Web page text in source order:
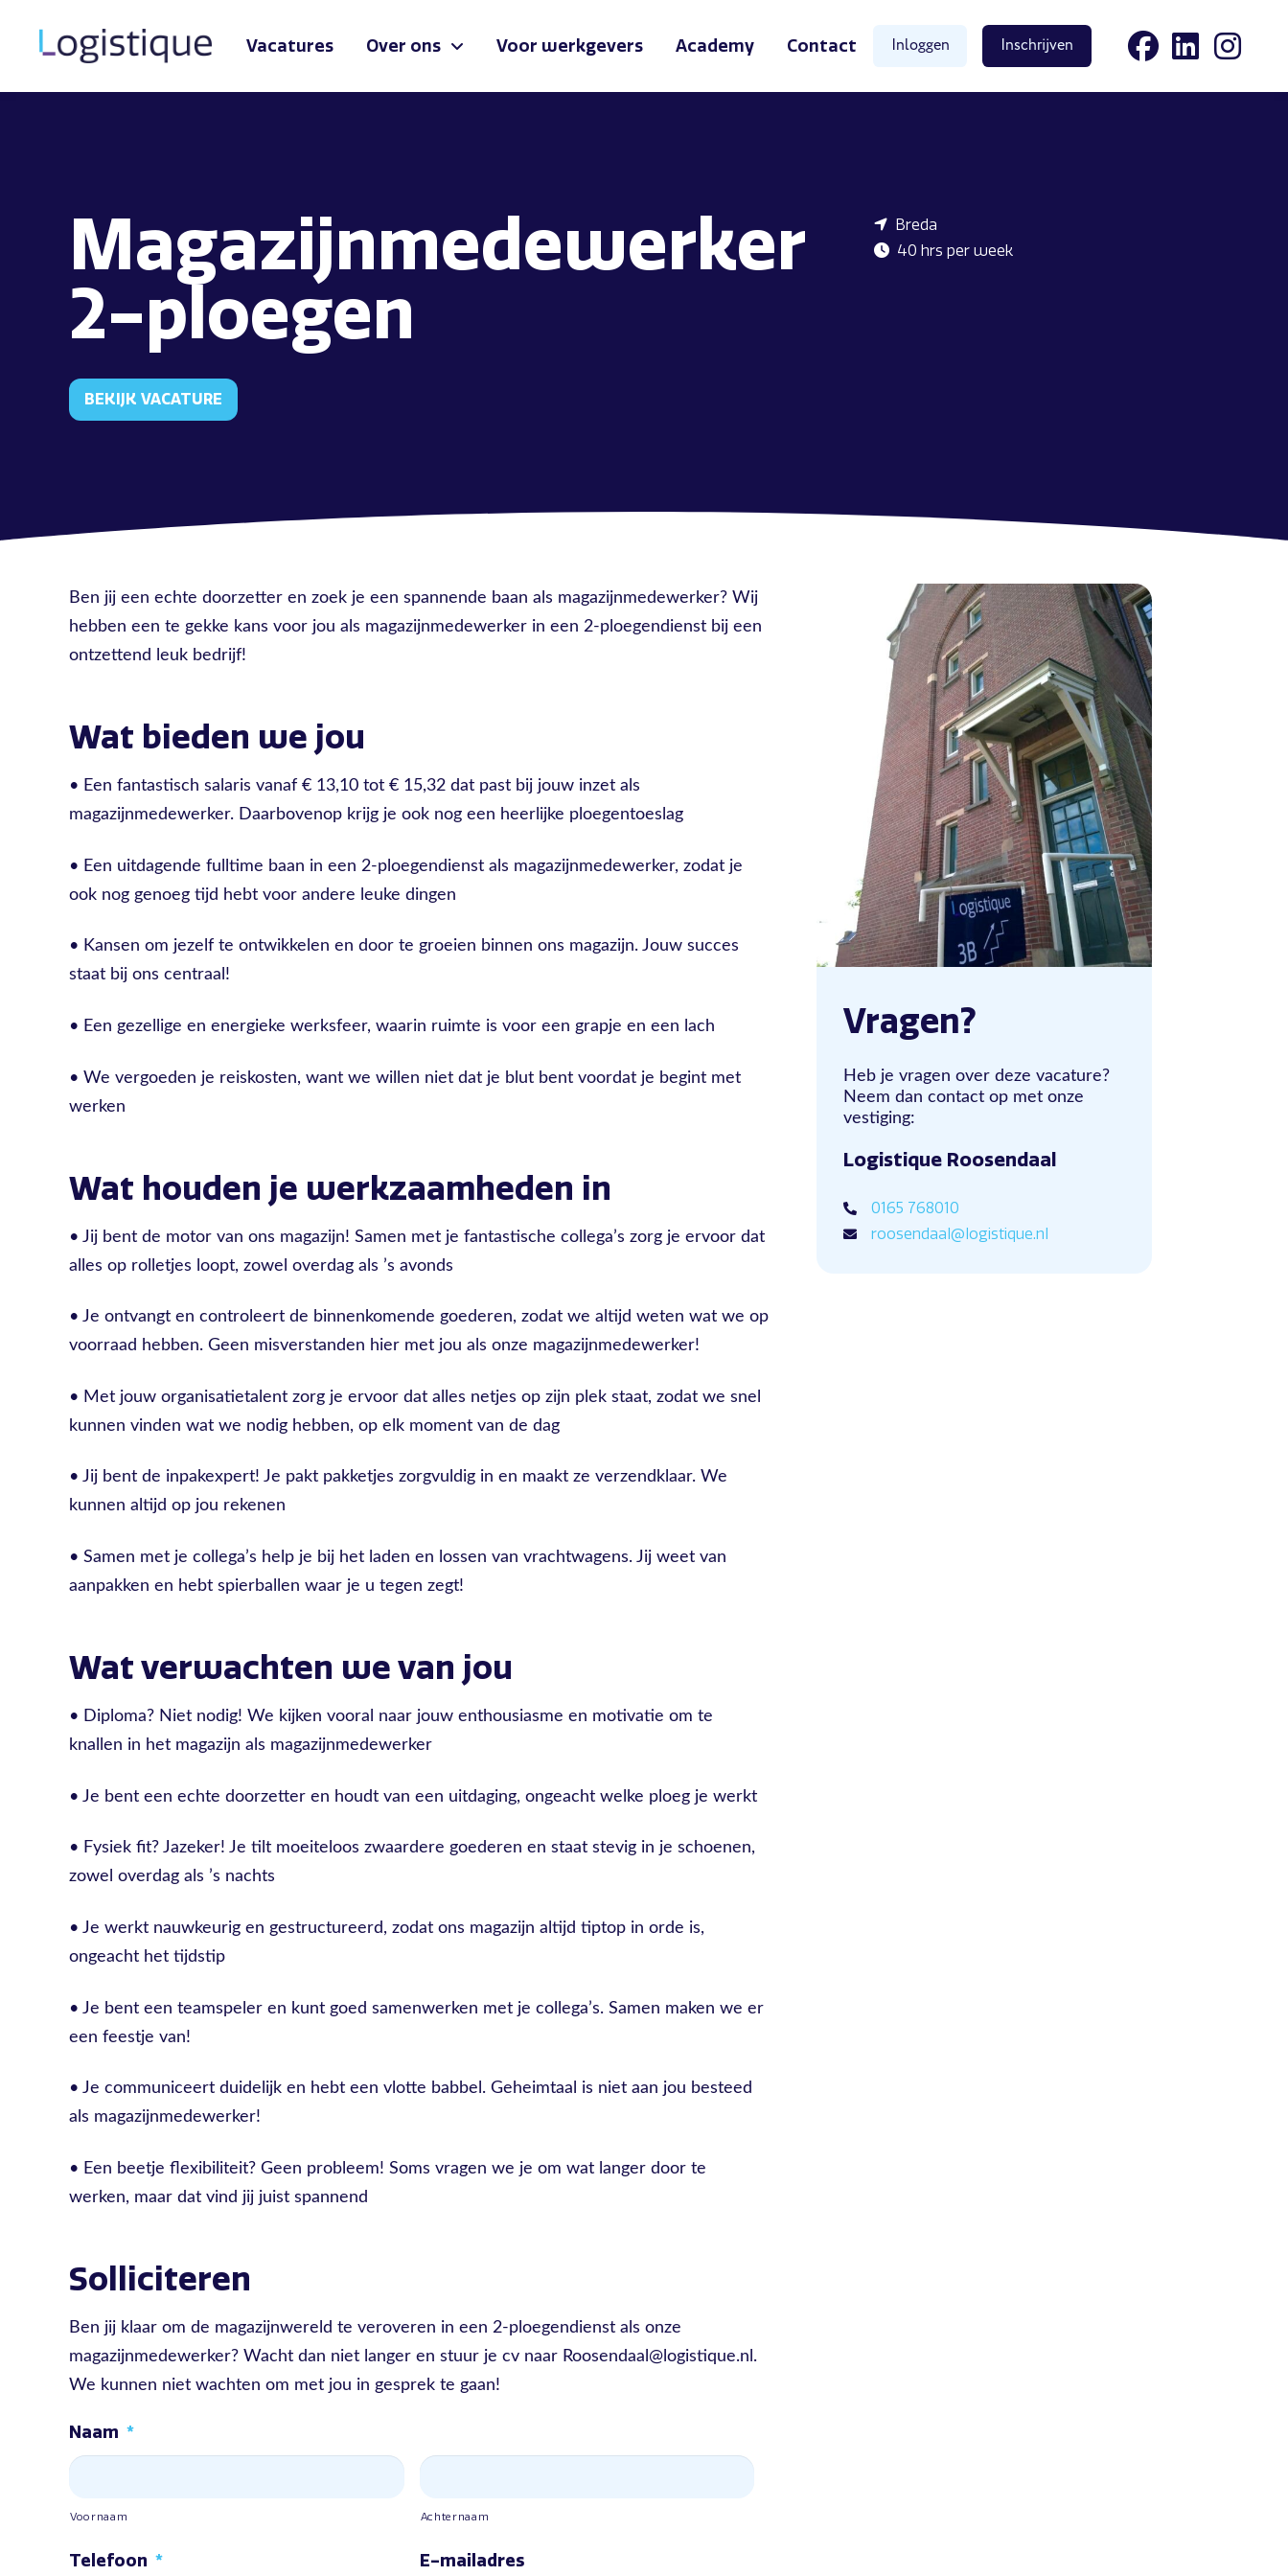
Vacatures Over ons Voor werkgevers Academy Contact Inloggen Inschrijven
Magazijnmedewerker
2-ploegen
BEKIJK VACATURE
Breda
40 hrs per week
Ben jij een echte doorzetter en zoek je een spannende baan als magazijnmedewerker? Wij
hebben een te gekke kans voor jou als magazijnmedewerker in een 2-ploegendienst bij een
ontzettend leuk bedrijf!
Wat bieden we jou
• Een fantastisch salaris vanaf € 13,10 tot € 15,32 dat past bij jouw inzet als
magazijnmedewerker. Daarbovenop krijg je ook nog een heerlijke ploegentoeslag
• Een uitdagende fulltime baan in een 2-ploegendienst als magazijnmedewerker, zodat je
ook nog genoeg tijd hebt voor andere leuke dingen
• Kansen om jezelf te ontwikkelen en door te groeien binnen ons magazijn. Jouw succes
staat bij ons centraal!
• Een gezellige en energieke werksfeer, waarin ruimte is voor een grapje en een lach
• We vergoeden je reiskosten, want we willen niet dat je blut bent voordat je begint met
werken
Wat houden je werkzaamheden in
• Jij bent de motor van ons magazijn! Samen met je fantastische collega’s zorg je ervoor dat
alles op rolletjes loopt, zowel overdag als ’s avonds
• Je ontvangt en controleert de binnenkomende goederen, zodat we altijd weten wat we op
voorraad hebben. Geen misverstanden hier met jou als onze magazijnmedewerker!
• Met jouw organisatietalent zorg je ervoor dat alles netjes op zijn plek staat, zodat we snel
kunnen vinden wat we nodig hebben, op elk moment van de dag
• Jij bent de inpakexpert! Je pakt pakketjes zorgvuldig in en maakt ze verzendklaar. We
kunnen altijd op jou rekenen
• Samen met je collega’s help je bij het laden en lossen van vrachtwagens. Jij weet van
aanpakken en hebt spierballen waar je u tegen zegt!
Wat verwachten we van jou
• Diploma? Niet nodig! We kijken vooral naar jouw enthousiasme en motivatie om te
knallen in het magazijn als magazijnmedewerker
• Je bent een echte doorzetter en houdt van een uitdaging, ongeacht welke ploeg je werkt
• Fysiek fit? Jazeker! Je tilt moeiteloos zwaardere goederen en staat stevig in je schoenen,
zowel overdag als ’s nachts
• Je werkt nauwkeurig en gestructureerd, zodat ons magazijn altijd tiptop in orde is,
ongeacht het tijdstip
• Je bent een teamspeler en kunt goed samenwerken met je collega’s. Samen maken we er
een feestje van!
• Je communiceert duidelijk en hebt een vlotte babbel. Geheimtaal is niet aan jou besteed
als magazijnmedewerker!
• Een beetje flexibiliteit? Geen probleem! Soms vragen we je om wat langer door te
werken, maar dat vind jij juist spannend
Solliciteren
Ben jij klaar om de magazijnwereld te veroveren in een 2-ploegendienst als onze
magazijnmedewerker? Wacht dan niet langer en stuur je cv naar Roosendaal@logistique.nl.
We kunnen niet wachten om met jou in gesprek te gaan!
Naam *
Voornaam Achternaam
Telefoon * E-mailadres
Vragen?
Heb je vragen over deze vacature?
Neem dan contact op met onze
vestiging:
Logistique Roosendaal
0165 768010
roosendaal@logistique.nl